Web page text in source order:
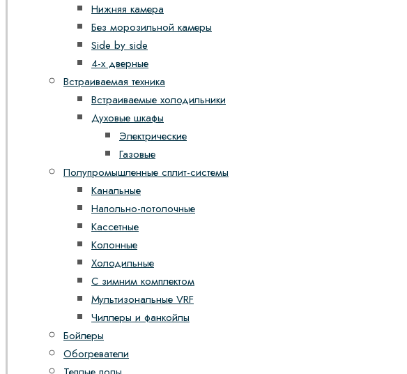
Нижняя камера
Без морозильной камеры
Side by side
4-х дверные
Встраиваемая техника
Встраиваемые холодильники
Духовые шкафы
Электрические
Газовые
Полупромышленные сплит-системы
Канальные
Напольно-потолочные
Кассетные
Колонные
Холодильные
С зимним комплектом
Мультизональные VRF
Чиллеры и фанкойлы
Бойлеры
Обогреватели